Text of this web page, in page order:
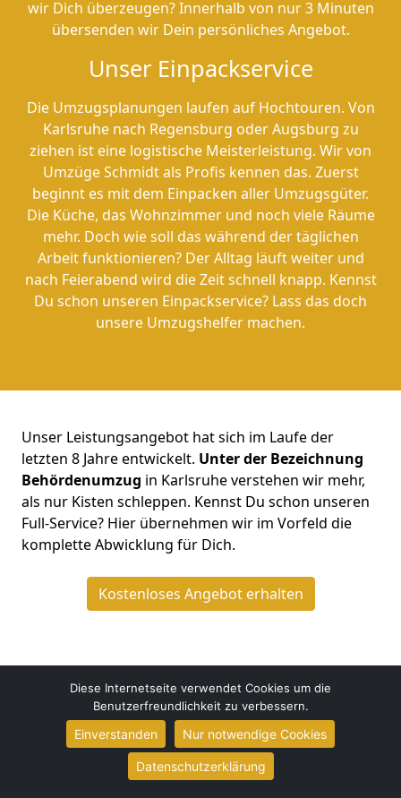
wir Dich überzeugen? Innerhalb von nur 3 Minuten
übersenden wir Dein persönliches Angebot.
Unser Einpackservice
Die Umzugsplanungen laufen auf Hochtouren. Von
Karlsruhe nach Regensburg oder Augsburg zu
ziehen ist eine logistische Meisterleistung. Wir von
Umzüge Schmidt als Profis kennen das. Zuerst
beginnt es mit dem Einpacken aller Umzugsgüter.
Die Küche, das Wohnzimmer und noch viele Räume
mehr. Doch wie soll das während der täglichen
Arbeit funktionieren? Der Alltag läuft weiter und
nach Feierabend wird die Zeit schnell knapp. Kennst
Du schon unseren Einpackservice? Lass das doch
unsere Umzugshelfer machen.
Unser Leistungsangebot hat sich im Laufe der
letzten 8 Jahre entwickelt. Unter der Bezeichnung
Behördenumzug in Karlsruhe verstehen wir mehr,
als nur Kisten schleppen. Kennst Du schon unseren
Full-Service? Hier übernehmen wir im Vorfeld die
komplette Abwicklung für Dich.
Kostenloses Angebot erhalten
Umzüge Schmidt
Ole Dietrich
Diese Internetseite verwendet Cookies um die
Benutzerfreundlichkeit zu verbessern.
Einverstanden Nur notwendige Cookies
Datenschutzerklärung